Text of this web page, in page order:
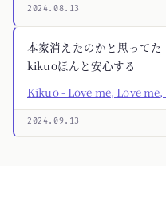
2024.08.13
本家消えたのかと思ってた
kikuoほんと安心する
Kikuo - Love me, Love
2024.09.13